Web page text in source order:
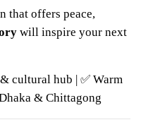
that offers peace,
will inspire your next
cultural hub | ✅ Warm
& Chittagong